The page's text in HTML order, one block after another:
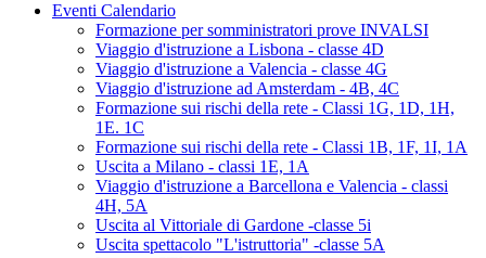
Eventi Calendario
Formazione per somministratori prove INVALSI
Viaggio d'istruzione a Lisbona - classe 4D
Viaggio d'istruzione a Valencia - classe 4G
Viaggio d'istruzione ad Amsterdam - 4B, 4C
Formazione sui rischi della rete - Classi 1G, 1D, 1H,
1E. 1C
Formazione sui rischi della rete - Classi 1B, 1F, 1I, 1A
Uscita a Milano - classi 1E, 1A
Viaggio d'istruzione a Barcellona e Valencia - classi
4H, 5A
Uscita al Vittoriale di Gardone -classe 5i
Uscita spettacolo "L'istruttoria" -classe 5A